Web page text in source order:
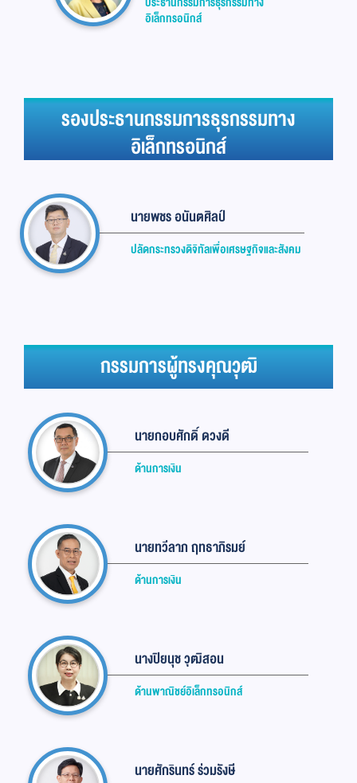
อิเล็กทรอนิกส์
รองประธานกรรมการธุรกรรมทาง
อิเล็กทรอนิกส์
นายพชร อนันตศิลป์
ปลัดกระทรวงดิจิทัลเพื่อเศรษฐกิจและสังคม
กรรมการผู้ทรงคุณวุฒิ
นายกอบศักดิ์ ดวงดี
ด้านการเงิน
นายทวีลาภ ฤทธาภิรมย์
ด้านการเงิน
นางปิยนุช วุฒิสอน
ด้านพาณิชย์อิเล็กทรอนิกส์
นายศักรินทร์ ร่วมรังษี